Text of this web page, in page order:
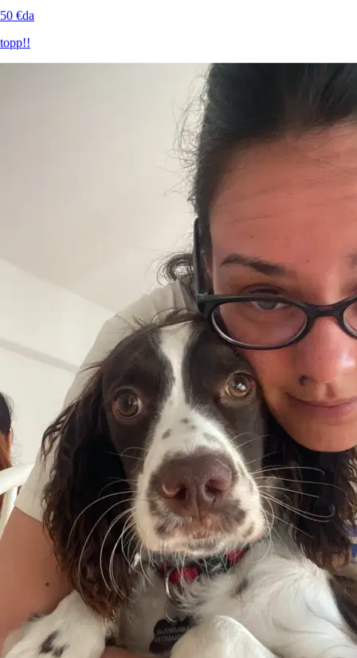
6. Rachele
5,0 ·5 recensioni
Roma, 00199
a 3 km di distanza
+39 380 2* Mostra num…
50 €da
50 €da
topp!!